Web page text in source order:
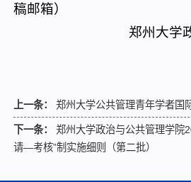
稿邮箱）
郑州大学
上一条：郑州大学公共管理青年学者国
下一条：郑州大学政治与公共管理学院
请—考核”制实施细则（第二批）